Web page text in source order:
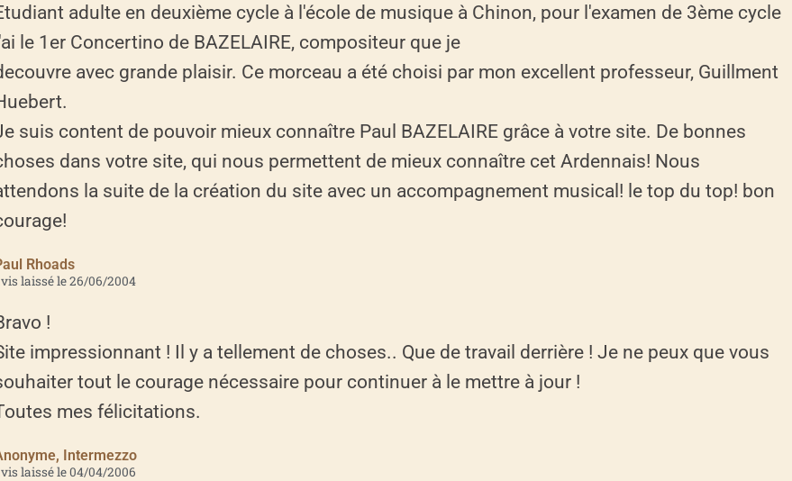
adulte en deuxième cycle à l'école de musique à Chinon, pour l'examen de 3ème cycle
le 1er Concertino de BAZELAIRE, compositeur que je
avec grande plaisir. Ce morceau a été choisi par mon excellent professeur, Guillment
suis content de pouvoir mieux connaître Paul BAZELAIRE grâce à votre site. De bonnes
dans votre site, qui nous permettent de mieux connaître cet Ardennais! Nous
la suite de la création du site avec un accompagnement musical! le top du top! bon
Rhoads
laissé le 26/06/2004
!
impressionnant ! Il y a tellement de choses.. Que de travail derrière ! Je ne peux que vous
tout le courage nécessaire pour continuer à le mettre à jour !
mes félicitations.
Intermezzo
laissé le 04/04/2006